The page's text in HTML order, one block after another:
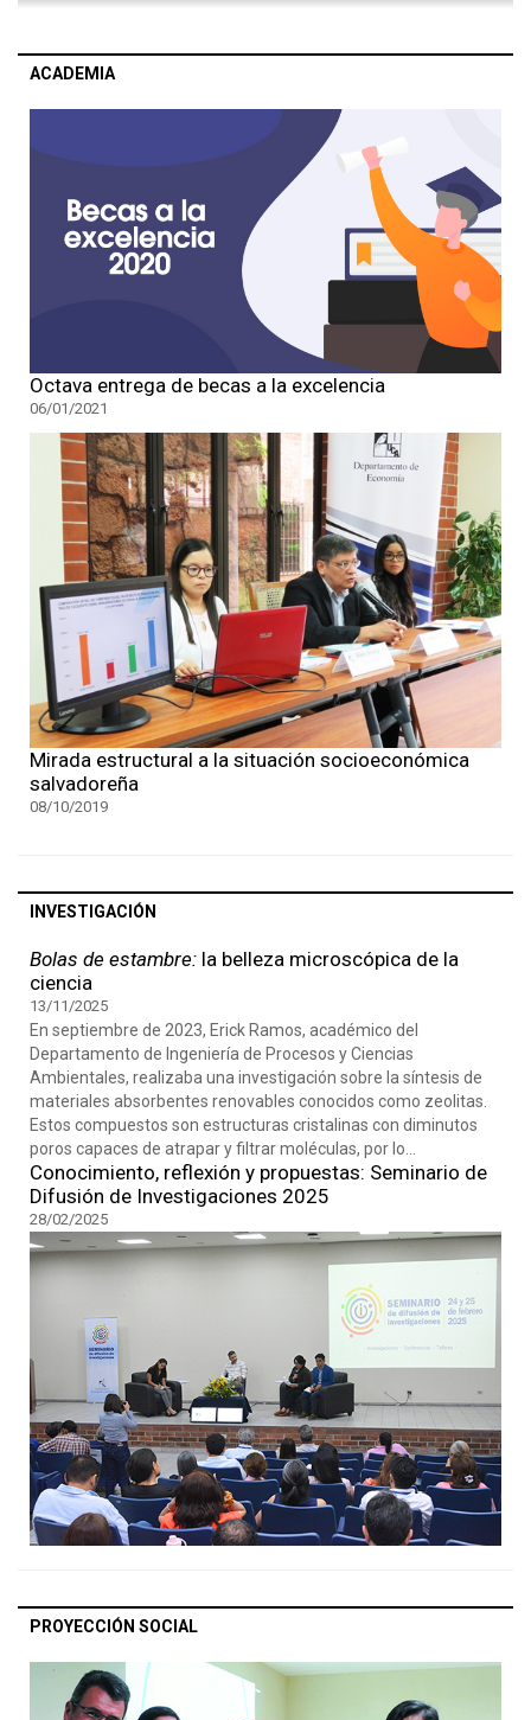
ACADEMIA
Octava entrega de becas a la excelencia
06/01/2021
Mirada estructural a la situación socioeconómica
salvadoreña
08/10/2019
INVESTIGACIÓN
Bolas de estambre: la belleza microscópica de la
ciencia
13/11/2025
En septiembre de 2023, Erick Ramos, académico del
Departamento de Ingeniería de Procesos y Ciencias
Ambientales, realizaba una investigación sobre la síntesis de
materiales absorbentes renovables conocidos como zeolitas.
Estos compuestos son estructuras cristalinas con diminutos
poros capaces de atrapar y filtrar moléculas, por lo...
Conocimiento, reflexión y propuestas: Seminario de
Difusión de Investigaciones 2025
28/02/2025
PROYECCIÓN SOCIAL